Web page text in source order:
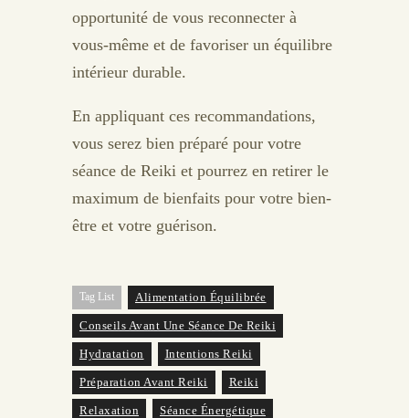
opportunité de vous reconnecter à
vous-même et de favoriser un équilibre
intérieur durable.
En appliquant ces recommandations,
vous serez bien préparé pour votre
séance de Reiki et pourrez en retirer le
maximum de bienfaits pour votre bien-
être et votre guérison.
Tag List Alimentation Équilibrée
Conseils Avant Une Séance De Reiki
Hydratation Intentions Reiki
Préparation Avant Reiki Reiki
Relaxation Séance Énergétique